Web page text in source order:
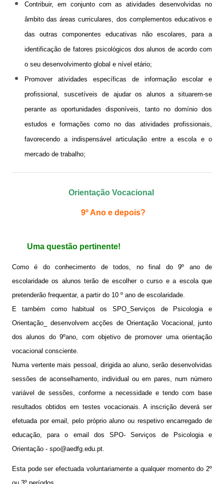
Pedido de justificação de faltas no GIAE
Cartão do aluno
Carregar cartão - online
Provas e Exames 25/26
IAVE - Informações Provas e Exames 2025/2026
IAVE - Calendário 2025/2026
@flavio_AEDFG
@be_abrir_livros
CONCURSOS
Bibliotecário
Docentes
Mediadora
Contribuir, em conjunto com as atividades desenvolvidas no
âmbito das áreas curriculares, dos complementos educativos e
das outras componentes educativas não escolares, para a
identificação de fatores psicológicos dos alunos de acordo com
o seu desenvolvimento global e nível etário;
Promover atividades específicas de informação escolar e
profissional, suscetíveis de ajudar os alunos a situarem-se
perante as oportunidades disponíveis, tanto no domínio dos
estudos e formações como no das atividades profissionais,
favorecendo a indispensável articulação entre a escola e o
mercado de trabalho;
Orientação Vocacional
9º Ano e depois?
Uma questão pertinente!
Como é do conhecimento de todos, no final do 9º ano de
escolaridade os alunos terão de escolher o curso e a escola que
pretenderão frequentar, a partir do 10 º ano de escolaridade.
E também como habitual os SPO_Serviços de Psicologia e
Orientação_ desenvolvem acções de Orientação Vocacional, junto
dos alunos do 9ºano, com objetivo de promover uma orientação
vocacional consciente.
Numa vertente mais pessoal, dirigida ao aluno, serão desenvolvidas
sessões de aconselhamento, individual ou em pares, num número
variável de sessões, conforme a necessidade e tendo com base
resultados obtidos em testes vocacionais. A inscrição deverá ser
efetuada por email, pelo próprio aluno ou respetivo encarregado de
educação, para o email dos SPO- Serviços de Psicologia e
Orientação - spo@aedfg.edu.pt.
Esta pode ser efectuada voluntariamente a qualquer momento do 2º